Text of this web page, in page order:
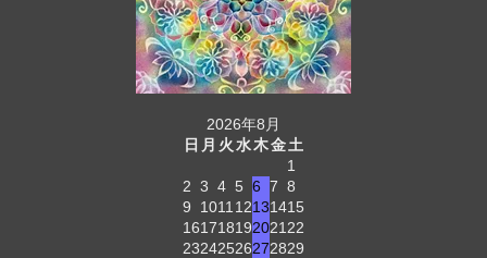
2026年8月
日 月 火水木金土
1
2 3 4 5 6 7 8
9
1011 12131415
161718192021 22
23242526272829